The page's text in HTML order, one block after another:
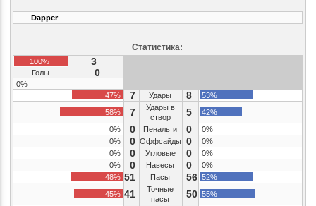
Dapper
Статистика:
100% 3
Голы 0
0%
47%
7 Удары 8
53%
58%
7
Удары в
створ
5
42%
0%
0 Пенальти 0
0%
0%
0 Оффсайды 0
0%
0%
0 Угловые 0
0%
0%
0 Навесы 0
0%
48% 51 Пасы 56 52%
45% 41
Точные
пасы
50 55%